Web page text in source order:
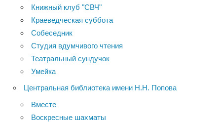
Книжный клуб "СВЧ"
Краеведческая суббота
Собеседник
Студия вдумчивого чтения
Театральный сундучок
Умейка
Центральная библиотека имени Н.Н. Попова
Вместе
Воскресные шахматы